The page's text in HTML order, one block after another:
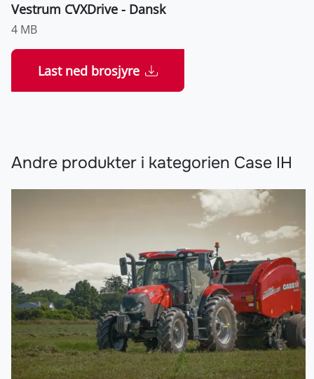
Vestrum CVXDrive - Dansk
4 MB
Last ned brosjyre
Andre produkter i kategorien Case IH